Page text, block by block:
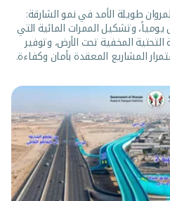
طويلة الأمد في نمو الشارقة:
وتشكيل الممرات المائية التي
المخفية تحت الأرض، وتوفير
المشاريع المعقدة بأمان وكفاءة.